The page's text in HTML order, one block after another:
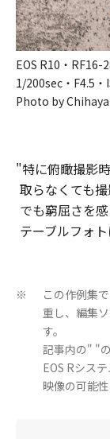
EOS R10・RF16-
1/200sec・F4.5・
Photo by
"特に​俯瞰撮影
取らなくても​
でも​窮屈さを​
テーブルフォ
※
この作例集
重し、編集
す。
記事内の" "
EOS Rシス
映像の可能